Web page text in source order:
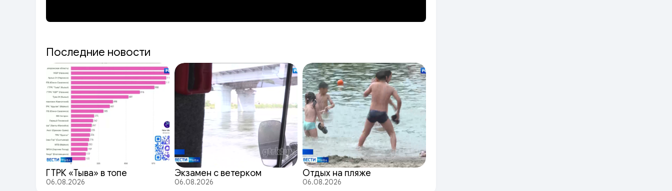
Последние новости
ГТРК «Тыва» в топе
06.08.2026
Экзамен с ветерком
06.08.2026
Отдых на пляже
06.08.2026